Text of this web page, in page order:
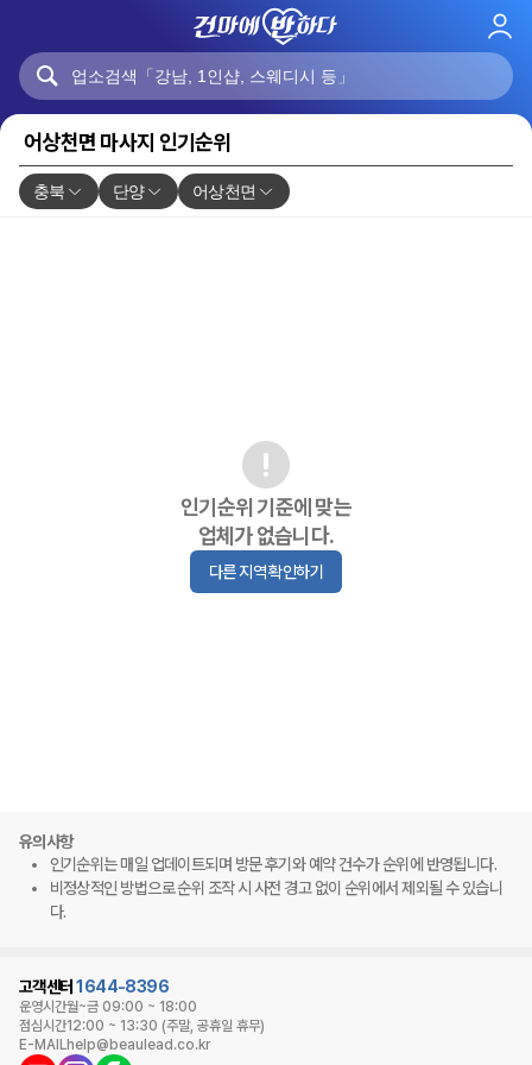
로
어상천면 마사지 인기순위
충북 단양 어상천면
인기순위 기준에 맞는
업체가 없습니다.
다른 지역 확인하기
유의사항
인기순위는 매일 업데이트되며 방문 후기와 예약 건수가 순위에 반영됩니다.
비정상적인 방법으로 순위 조작 시 사전 경고 없이 순위에서 제외될 수 있습니
다.
고객센터 1644-8396
운영시간월~금 09:00 ~ 18:00
점심시간12:00 ~ 13:30 (주말, 공휴일 휴무)
E-MAILhelp@beaulead.co.kr